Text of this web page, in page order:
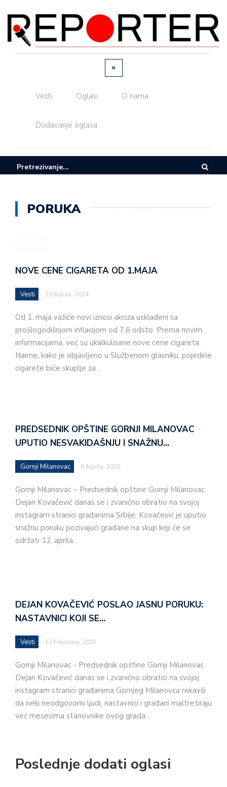
Vesti Oglasi O nama
Dodavanje oglasa
PORUKA
NOVE CENE CIGARETA OD 1.MAJA
Vesti 29 Aprila, 2024
Od 1. maja važiće novi iznosi akciza usklađeni sa
prošlogodišnjom inflacijom od 7,6 odsto. Prema novim
informacijama, već su ukalkulisane nove cene cigareta.
Naime, kako je objavljeno u Službenom glasniku, pojedine
cigarete biće skuplje za…
PREDSEDNIK OPŠTINE GORNJI MILANOVAC
UPUTIO NESVAKIDAŠNJU I SNAŽNU…
Gornji Milanovac 8 Aprila, 2025
Gornji Milanovac – Predsednik opštine Gornji Milanovac
Dejan Kovačević danas se i zvanično obratio na svojoj
instagram stranici građanima Srbije. Kovačević je uputio
snažnu poruku pozivajući građane na skup koji će se
održati 12. aprila…
DEJAN KOVAČEVIĆ POSLAO JASNU PORUKU:
NASTAVNICI KOJI SE…
Vesti 12 Februara, 2025
Gornji Milanovac - Predsednik opštine Gornji Milanovac
Dejan Kovačević danas se i zvanično obratio na svojoj
instagram stranici građanima Gornjeg Milanovca rekavši
da neki neodgovorni ljudi, nastavnici i građani maltretiraju
već mesecima stanovnike ovog grada…
Poslednje dodati oglasi